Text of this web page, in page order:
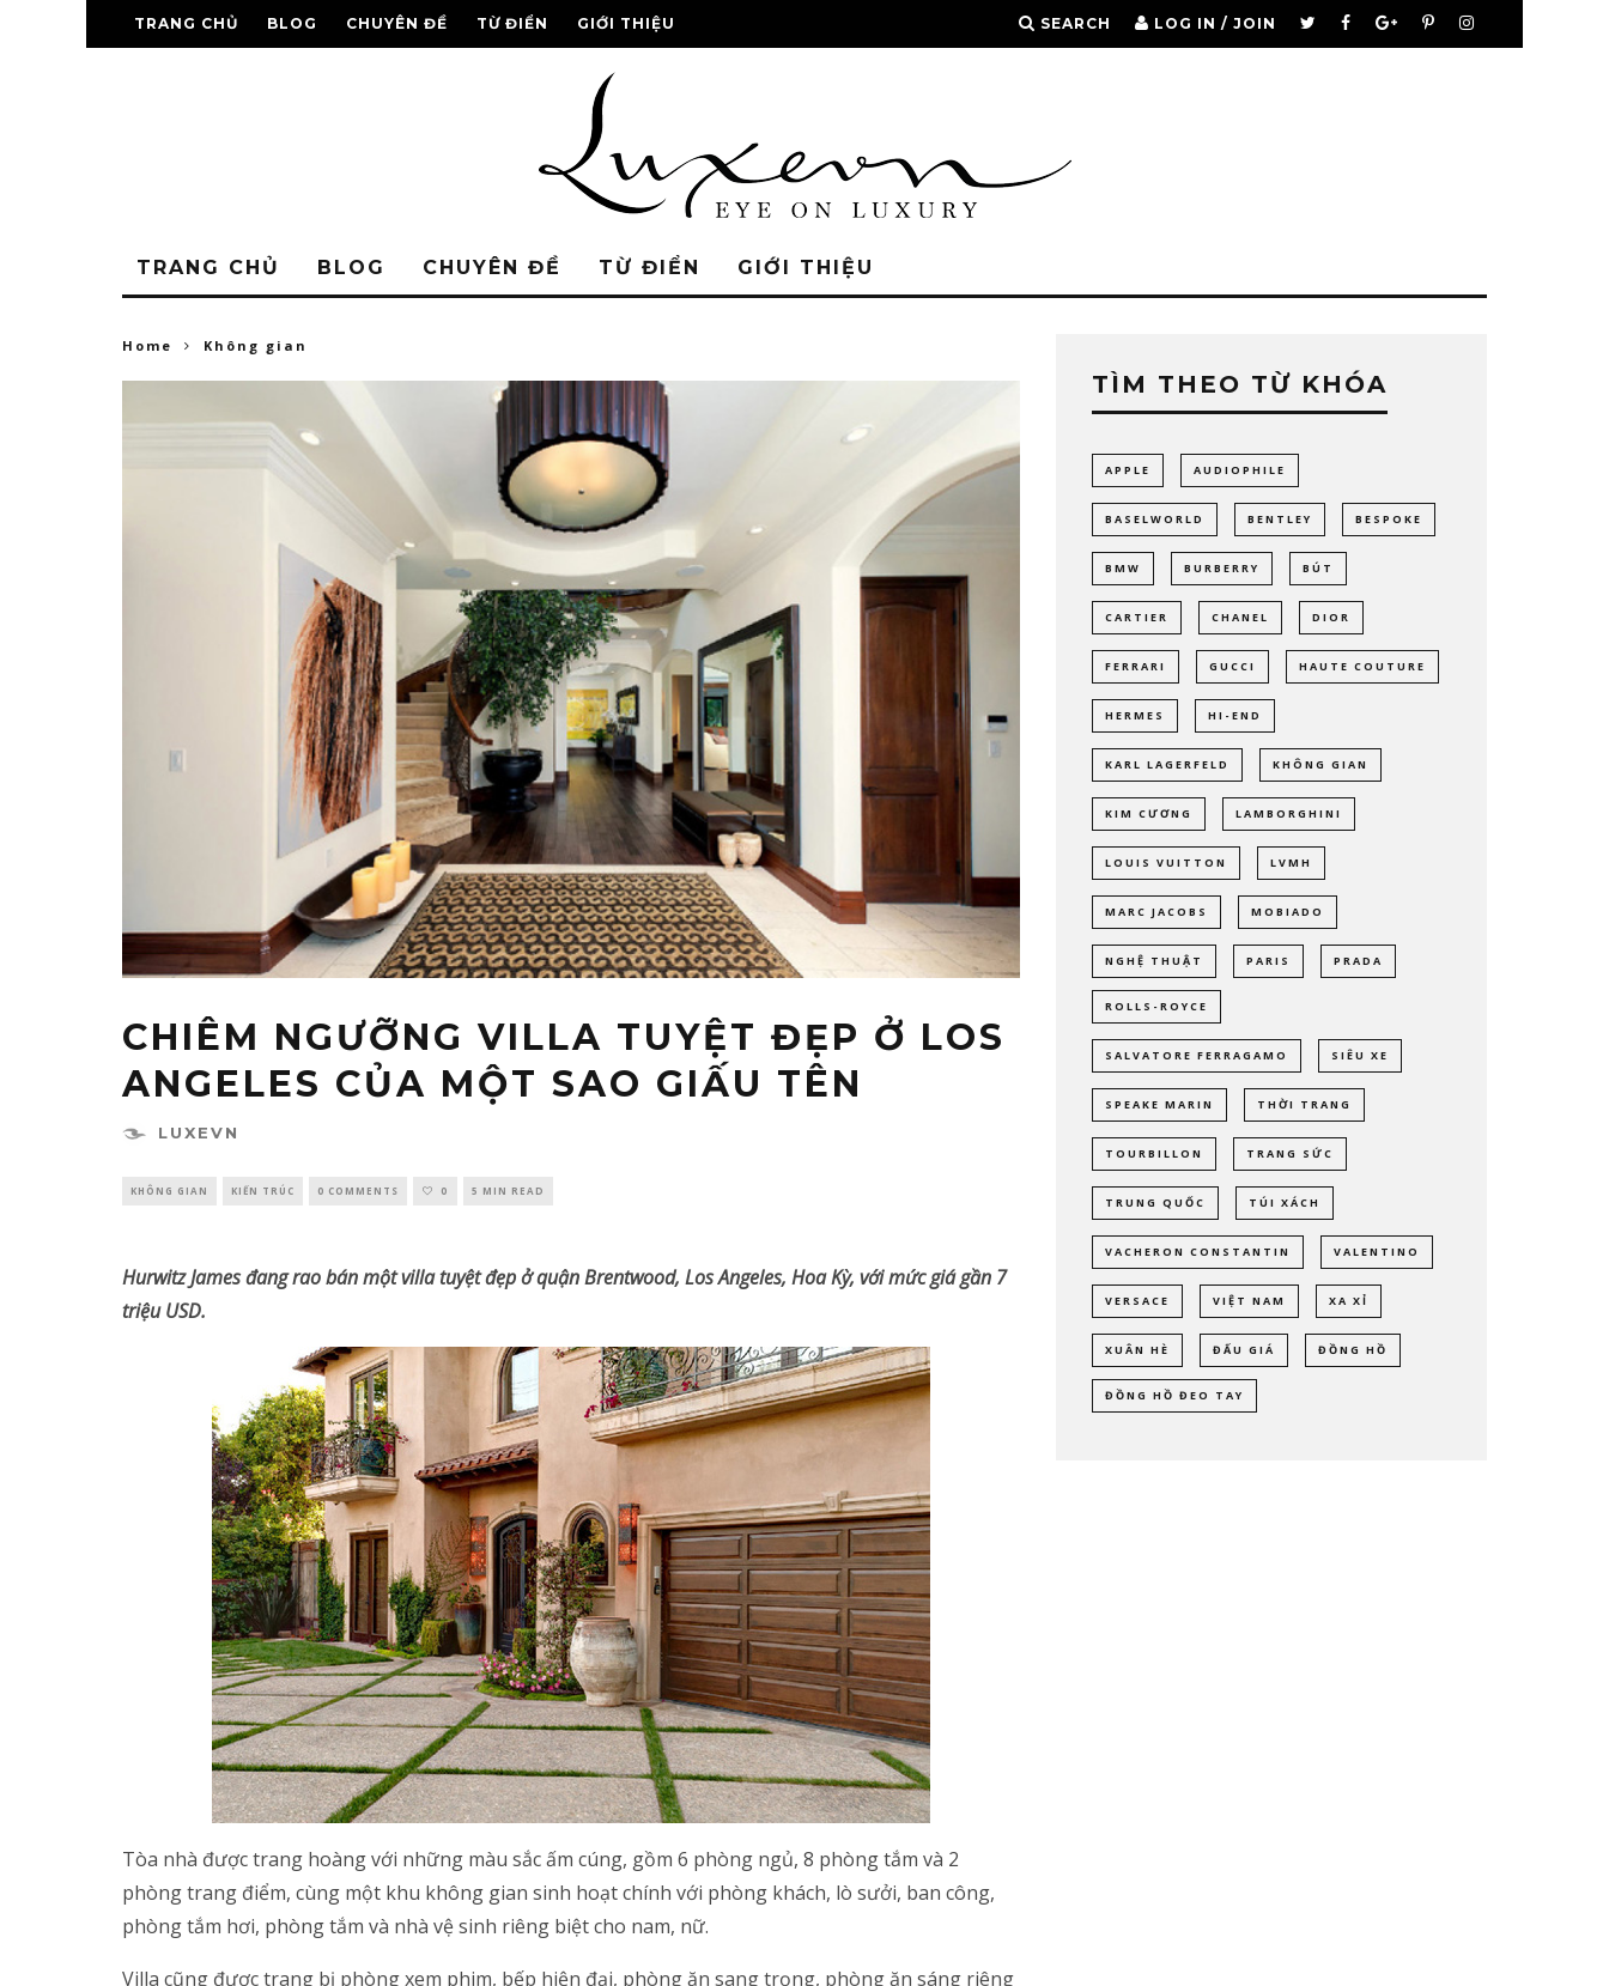
TRANG CHỦ BLOG CHUYÊN ĐỀ TỪ ĐIỂN GIỚI THIỆU SEARCH LOG IN / JOIN
TRANG CHỦ BLOG CHUYÊN ĐỀ TỪ ĐIỂN GIỚI THIỆU
Home Không gian
CHIÊM NGƯỠNG VILLA TUYỆT ĐẸP Ở LOS
ANGELES CỦA MỘT SAO GIẤU TÊN
LUXEVN
KHÔNG GIAN KIẾN TRÚC 0 COMMENTS 0 5 MIN READ
Hurwitz James đang rao bán một villa tuyệt đẹp ở quận Brentwood, Los Angeles, Hoa Kỳ, với mức giá gần 7
triệu USD.
Tòa nhà được trang hoàng với những màu sắc ấm cúng, gồm 6 phòng ngủ, 8 phòng tắm và 2
phòng trang điểm, cùng một khu không gian sinh hoạt chính với phòng khách, lò sưởi, ban công,
phòng tắm hơi, phòng tắm và nhà vệ sinh riêng biệt cho nam, nữ.
Villa cũng được trang bị phòng xem phim, bếp hiện đại, phòng ăn sang trọng, phòng ăn sáng riêng
TÌM THEO TỪ KHÓA
APPLE AUDIOPHILE
BASELWORLD BENTLEY BESPOKE
BMW BURBERRY BÚT
CARTIER CHANEL DIOR
FERRARI GUCCI HAUTE COUTURE
HERMES HI-END
KARL LAGERFELD KHÔNG GIAN
KIM CƯƠNG LAMBORGHINI
LOUIS VUITTON LVMH
MARC JACOBS MOBIADO
NGHỆ THUẬT PARIS PRADA
ROLLS-ROYCE
SALVATORE FERRAGAMO SIÊU XE
SPEAKE MARIN THỜI TRANG
TOURBILLON TRANG SỨC
TRUNG QUỐC TÚI XÁCH
VACHERON CONSTANTIN VALENTINO
VERSACE VIỆT NAM XA XỈ
XUÂN HÈ ĐẤU GIÁ ĐỒNG HỒ
ĐỒNG HỒ ĐEO TAY